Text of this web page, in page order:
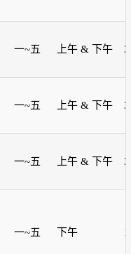
一~五 上午 & 下午
一~五 上午 & 下午
一~五 上午 & 下午
一~五 下午